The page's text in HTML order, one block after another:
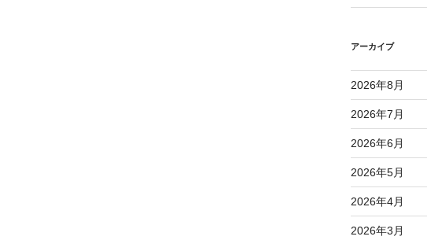
アーカイブ
2026年8月
2026年7月
2026年6月
2026年5月
2026年4月
2026年3月